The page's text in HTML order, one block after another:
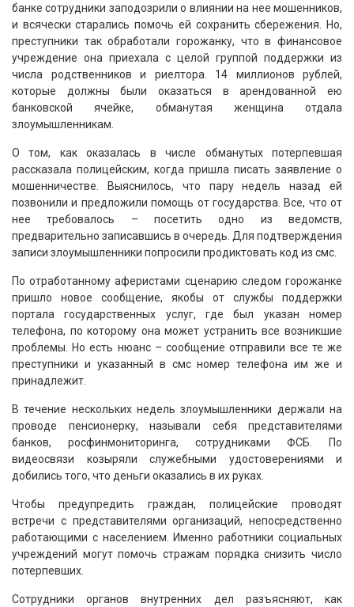
банке сотрудники заподозрили о влиянии на нее мошенников,
и всячески старались помочь ей сохранить сбережения. Но,
преступники так обработали горожанку, что в финансовое
учреждение она приехала с целой группой поддержки из
числа родственников и риелтора. 14 миллионов рублей,
которые должны были оказаться в арендованной ею
банковской ячейке, обманутая женщина отдала
злоумышленникам.
О том, как оказалась в числе обманутых потерпевшая
рассказала полицейским, когда пришла писать заявление о
мошенничестве. Выяснилось, что пару недель назад ей
позвонили и предложили помощь от государства. Все, что от
нее требовалось – посетить одно из ведомств,
предварительно записавшись в очередь. Для подтверждения
записи злоумышленники попросили продиктовать код из смс.
По отработанному аферистами сценарию следом горожанке
пришло новое сообщение, якобы от службы поддержки
портала государственных услуг, где был указан номер
телефона, по которому она может устранить все возникшие
проблемы. Но есть нюанс – сообщение отправили все те же
преступники и указанный в смс номер телефона им же и
принадлежит.
В течение нескольких недель злоумышленники держали на
проводе пенсионерку, называли себя представителями
банков, росфинмониторинга, сотрудниками ФСБ. По
видеосвязи козыряли служебными удостоверениями и
добились того, что деньги оказались в их руках.
Чтобы предупредить граждан, полицейские проводят
встречи с представителями организаций, непосредственно
работающими с населением. Именно работники социальных
учреждений могут помочь стражам порядка снизить число
потерпевших.
Сотрудники органов внутренних дел разъясняют, как